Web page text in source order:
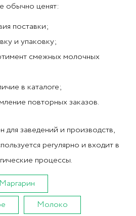
обычно ценят:
поставки;
и упаковку;
смежных молочных
в каталоге;
повторных заказов.
заведений и производств,
регулярно и входит в
процессы.
Маргарин
Молоко